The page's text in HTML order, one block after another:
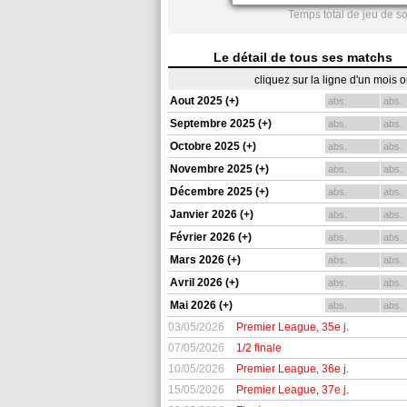
Temps total de jeu de
Le détail de tous ses matchs
cliquez sur la ligne d'un mois
Aout 2025 (+)
abs. abs.
Septembre 2025 (+) abs. abs.
Octobre 2025 (+) abs. abs.
Novembre 2025 (+) abs. abs.
Décembre 2025 (+) abs. abs.
Janvier 2026 (+) abs. abs.
Février 2026 (+) abs. abs.
Mars 2026 (+) abs. abs.
Avril 2026 (+) abs. abs.
Mai 2026 (+) abs. abs.
03/05/2026 Premier League, 35e j.
07/05/2026
1/2 finale
10/05/2026
Premier League, 36e j.
15/05/2026
Premier League, 37e j.